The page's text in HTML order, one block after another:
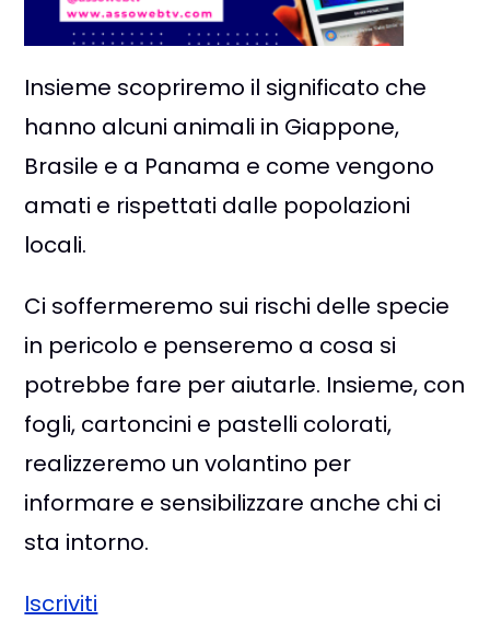
Insieme scopriremo il significato che
hanno alcuni animali in Giappone,
Brasile e a Panama e come vengono
amati e rispettati dalle popolazioni
locali.
Ci soffermeremo sui rischi delle specie
in pericolo e penseremo a cosa si
potrebbe fare per aiutarle. Insieme, con
fogli, cartoncini e pastelli colorati,
realizzeremo un volantino per
informare e sensibilizzare anche chi ci
sta intorno.
Iscriviti